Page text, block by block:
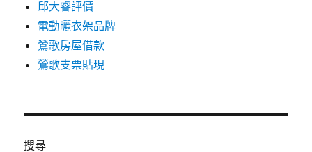
邱大睿評價
電動曬衣架品牌
鶯歌房屋借款
鶯歌支票貼現
搜尋